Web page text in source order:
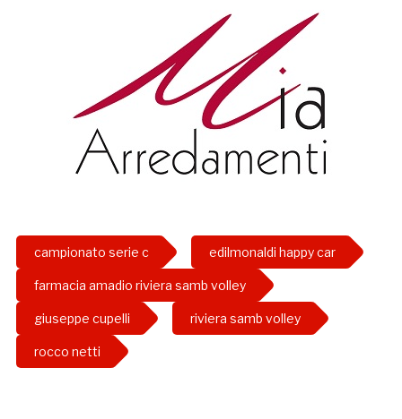
campionato serie c edilmonaldi happy car
farmacia amadio riviera samb volley
giuseppe cupelli riviera samb volley
rocco netti